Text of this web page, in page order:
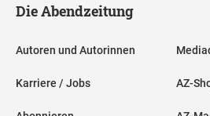
Die Abendzeitung
Autoren und Autorinnen
Karriere / Jobs AZ-